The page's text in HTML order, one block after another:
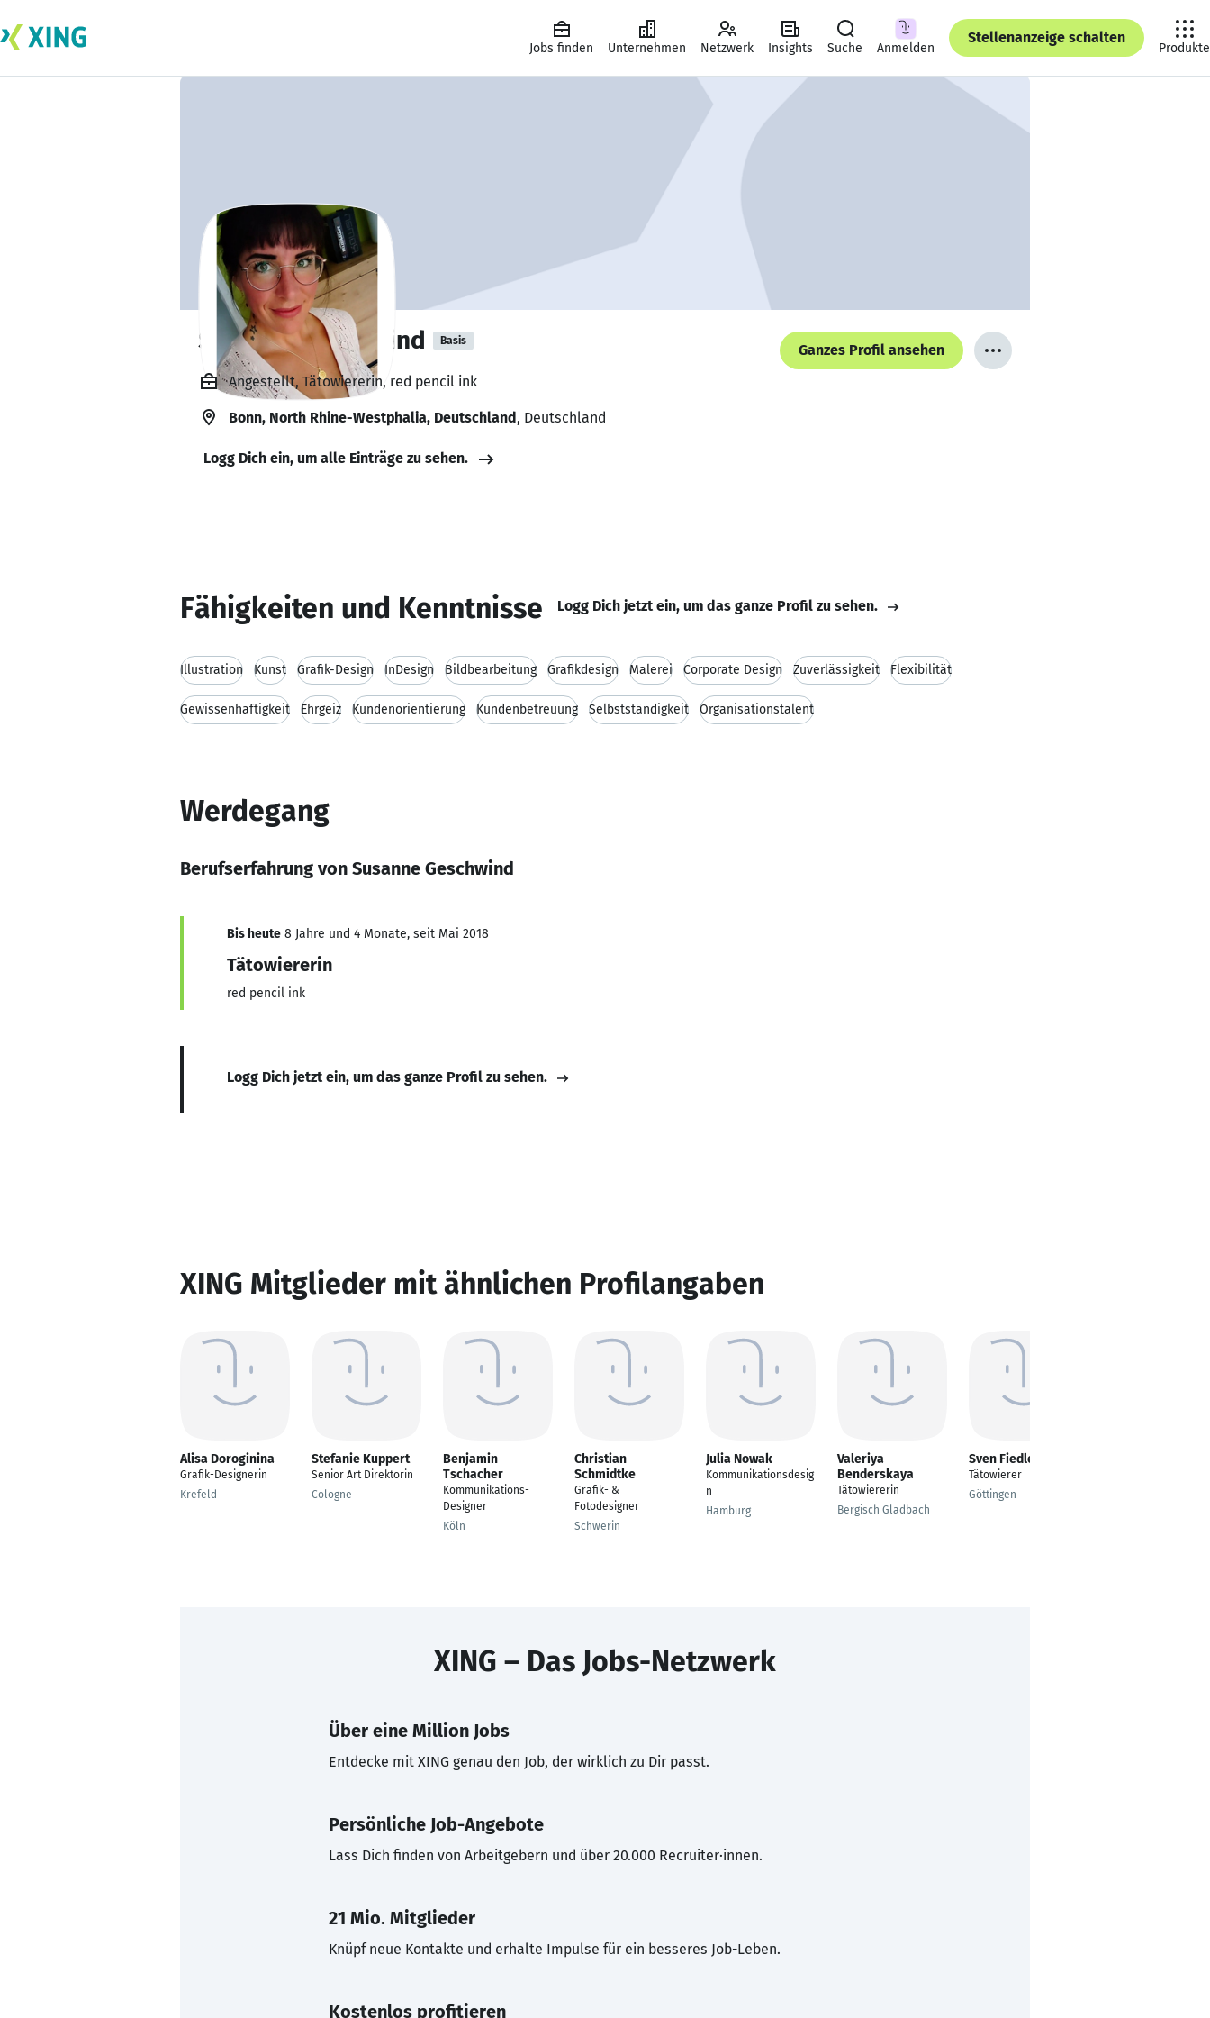
Jobs finden Unternehmen Netzwerk Insights Suche Anmelden
Stellenanzeige schalten
Produkte
Susanne Geschwind Basis
Ganzes Profil ansehen
Angestellt, Tätowiererin, red pencil ink
Bonn, North Rhine-Westphalia, Deutschland, Deutschland
Logg Dich ein, um alle Einträge zu sehen.
Fähigkeiten und Kenntnisse Logg Dich jetzt ein, um das ganze Profil zu sehen.
Illustration Kunst Grafik-Design InDesign Bildbearbeitung Grafikdesign Malerei Corporate Design Zuverlässigkeit Flexibilität
Gewissenhaftigkeit Ehrgeiz Kundenorientierung Kundenbetreuung Selbstständigkeit Organisationstalent
Werdegang
Berufserfahrung von Susanne Geschwind
Bis heute 8 Jahre und 4 Monate, seit Mai 2018
Tätowiererin
red pencil ink
Logg Dich jetzt ein, um das ganze Profil zu sehen.
XING Mitglieder mit ähnlichen Profilangaben
Alisa Doroginina
Grafik-Designerin
Krefeld
Stefanie Kuppert
Senior Art Direktorin
Cologne
Benjamin
Tschacher
Kommunikations-
Designer
Köln
Christian
Schmidtke
Grafik- &
Fotodesigner
Schwerin
Julia Nowak
Kommunikationsdesig
n
Hamburg
Valeriya
Benderskaya
Tätowiererin
Bergisch Gladbach
Sven Fiedler
Tätowierer
Göttingen
XING – Das Jobs-Netzwerk
Über eine Million Jobs
Entdecke mit XING genau den Job, der wirklich zu Dir passt.
Persönliche Job-Angebote
Lass Dich finden von Arbeitgebern und über 20.000 Recruiter·innen.
21 Mio. Mitglieder
Knüpf neue Kontakte und erhalte Impulse für ein besseres Job-Leben.
Kostenlos profitieren